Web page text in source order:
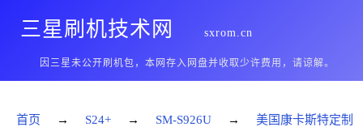
三星刷机技术网 sxrom.cn
因三星未公开刷机包，本网存入网盘并收取少许费用，请谅解。
首页 → S24+ → SM-S926U → 美国康卡斯特定制